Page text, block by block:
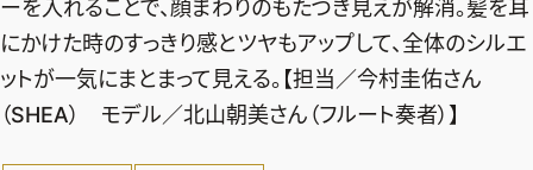
ーを入れることで、顔まわりのもたつき見えが解消。髪を耳
にかけた時のすっきり感とツヤもアップして、全体のシルエ
ットが一気にまとまって見える。【担当／今村圭佑さん
（SHEA） モデル／北山朝美さん（フルート奏者）】